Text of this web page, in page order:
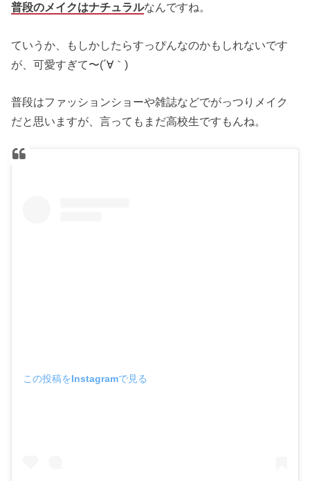
普段のメイクはナチュラルなんですね。
ていうか、もしかしたらすっぴんなのかもしれないです
が、可愛すぎて〜(´∀｀)
普段はファッションショーや雑誌などでがっつりメイク
だと思いますが、言ってもまだ高校生ですもんね。
この投稿をInstagramで見る